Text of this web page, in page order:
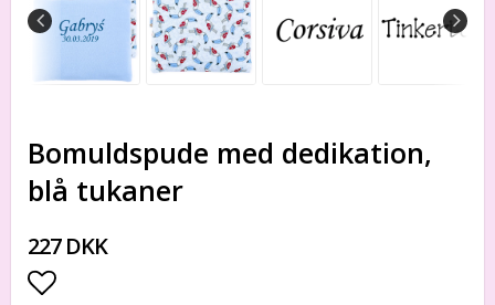
Bomuldspude med dedikation,
blå tukaner
227 DKK